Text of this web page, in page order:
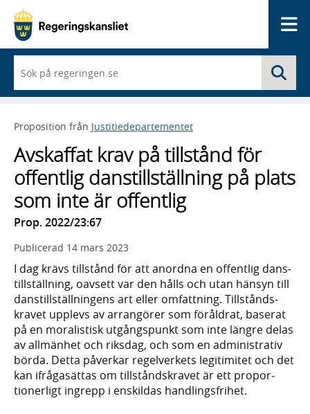
du
börjar
skriva
framträder
lista
med
sökförslag
Proposition från Justitiedepartementet
Avskaffat krav på tillstånd för
offentlig danstillställning på plats
som inte är offentlig
Prop. 2022/23:67
Publicerad 14 mars 2023
I dag krävs tillstånd för att anordna en offentlig dans­
tillställ­ning, oavsett var den hålls och utan hänsyn till
dans­tillställ­ningens art eller omfatt­ning. Tillstånds­
kravet upplevs av arrangörer som föråldrat, baserat
på en moralistisk utgångs­punkt som inte längre delas
av allmänhet och riksdag, och som en administrativ
börda. Detta påverkar regel­verkets legitimitet och det
kan ifråga­sättas om tillstånds­kravet är ett propor­
tionerligt ingrepp i enskildas handlings­frihet.